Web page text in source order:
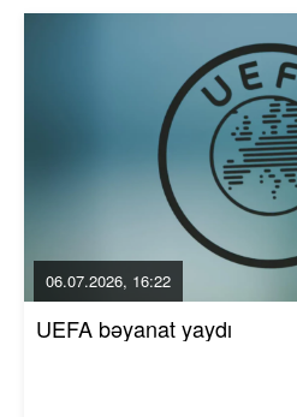
06.07.2026, 16:22
UEFA bəyanat yaydı